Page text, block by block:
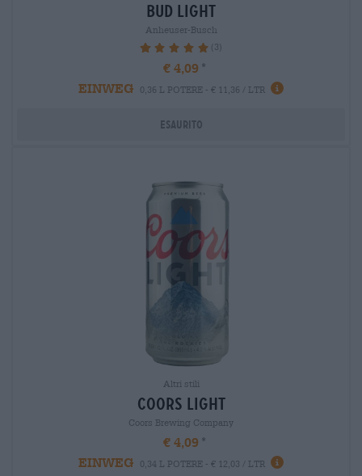
bud light
Anheuser-Busch
100% (3)
€ 4,09
EINWEG
0,36 L POTERE - € 11,36 / LTR
Esaurito
Altri stili
coors light
Coors Brewing Company
€ 4,09
EINWEG
0,34 L POTERE - € 12,03 / LTR